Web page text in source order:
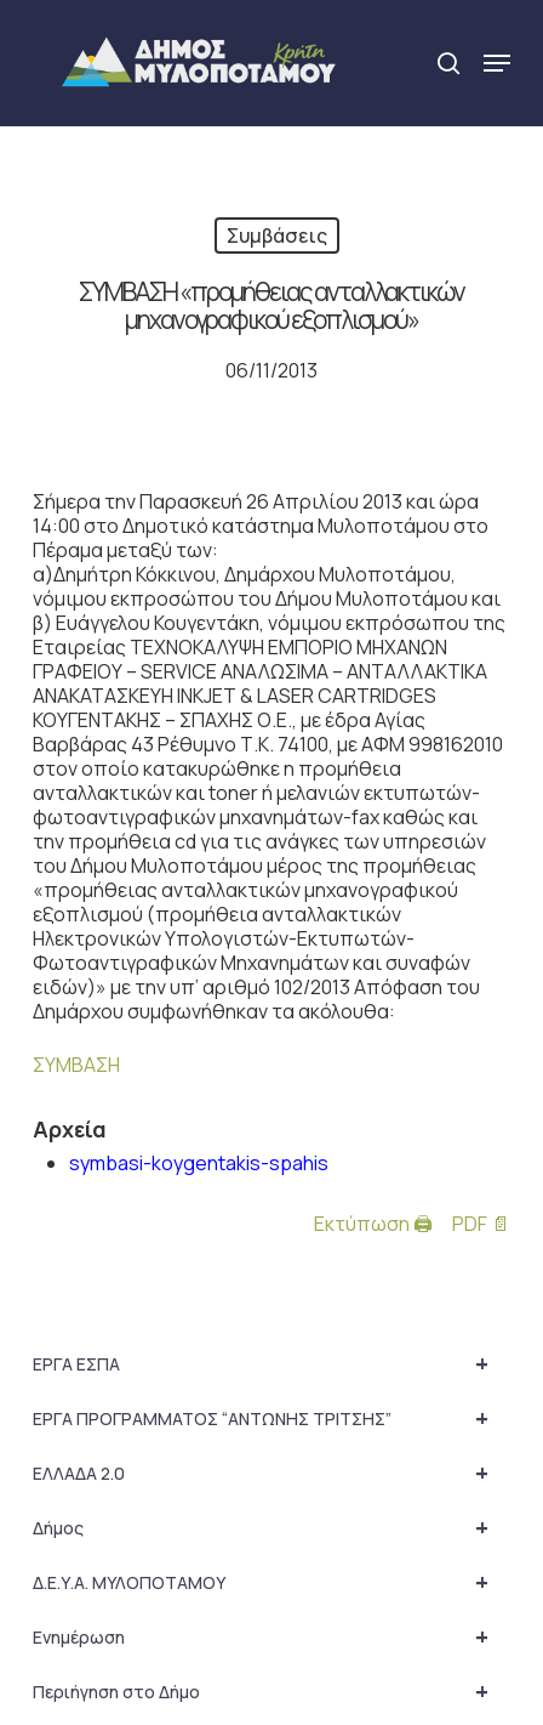
content
search
Menu
Συμβάσεις
ΣΥΜΒΑΣΗ «προμήθειας ανταλλακτικών
μηχανογραφικού εξοπλισμού»
06/11/2013
Σήμερα την Παρασκευή 26 Απριλίου 2013 και ώρα
14:00 στο Δημοτικό κατάστημα Μυλοποτάμου στο
Πέραμα μεταξύ των:
α)Δημήτρη Κόκκινου, Δημάρχου Μυλοποτάμου,
νόμιμου εκπροσώπου του Δήμου Μυλοποτάμου και
β) Ευάγγελου Κουγεντάκη, νόμιμου εκπρόσωπου της
Εταιρείας ΤΕΧΝΟΚΑΛΥΨΗ ΕΜΠΟΡΙΟ ΜΗΧΑΝΩΝ
ΓΡΑΦΕΙΟΥ – SERVICE ΑΝΑΛΩΣΙΜΑ – ΑΝΤΑΛΛΑΚΤΙΚΑ
ΑΝΑΚΑΤΑΣΚΕΥΗ INKJET & LASER CARTRIDGES
ΚΟΥΓΕΝΤΑΚΗΣ – ΣΠΑΧΗΣ Ο.Ε., με έδρα Αγίας
Βαρβάρας 43 Ρέθυμνο Τ.Κ. 74100, με ΑΦΜ 998162010
στον οποίο κατακυρώθηκε η προμήθεια
ανταλλακτικών και toner ή μελανιών εκτυπωτών-
φωτοαντιγραφικών μηχανημάτων-fax καθώς και
την προμήθεια cd για τις ανάγκες των υπηρεσιών
του Δήμου Μυλοποτάμου μέρος της προμήθειας
«προμήθειας ανταλλακτικών μηχανογραφικού
εξοπλισμού (προμήθεια ανταλλακτικών
Ηλεκτρονικών Υπολογιστών-Εκτυπωτών-
Φωτοαντιγραφικών Μηχανημάτων και συναφών
ειδών)» με την υπ’ αριθμό 102/2013 Απόφαση του
Δημάρχου συμφωνήθηκαν τα ακόλουθα:
ΣΥΜΒΑΣΗ
Αρχεία
symbasi-koygentakis-spahis
Εκτύπωση 🖨 PDF 📄
+
ΕΡΓΑ ΕΣΠΑ
+
ΕΡΓΑ ΠΡΟΓΡΑΜΜΑΤΟΣ “ΑΝΤΩΝΗΣ ΤΡΙΤΣΗΣ”
+
ΕΛΛΑΔΑ 2.0
+
Δήμος
+
Δ.Ε.Υ.Α. ΜΥΛΟΠΟΤΑΜΟΥ
+
Ενημέρωση
+
Περιήγηση στο Δήμο
Close